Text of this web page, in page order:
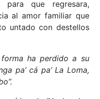
que regresara,
al amor familiar que
untado con destellos
ha perdido a su
pa’ cá pa’ La Loma,